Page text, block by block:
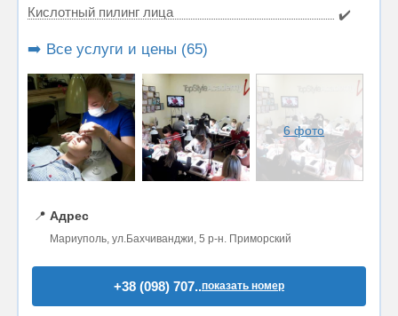
Кислотный пилинг лица ✔️
➡️ Все услуги и цены (65)
6 фото
📍 Адрес
Мариуполь, ул.Бахчиванджи, 5 р-н. Приморский
+38 (098) 707..показать номер